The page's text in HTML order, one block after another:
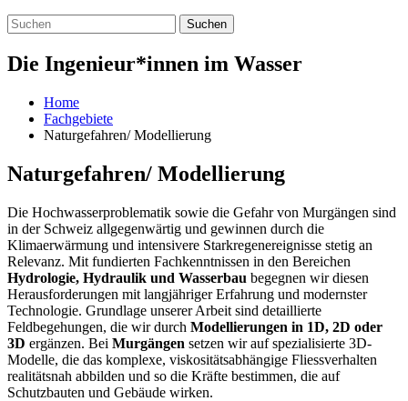
Suchen
Die Ingenieur*innen im Wasser
Home
Fachgebiete
Naturgefahren/ Modellierung
Naturgefahren/ Modellierung
Die Hochwasserproblematik sowie die Gefahr von Murgängen sind
in der Schweiz allgegenwärtig und gewinnen durch die
Klimaerwärmung und intensivere Starkregenereignisse stetig an
Relevanz. Mit fundierten Fachkenntnissen in den Bereichen
Hydrologie, Hydraulik und Wasserbau begegnen wir diesen
Herausforderungen mit langjähriger Erfahrung und modernster
Technologie. Grundlage unserer Arbeit sind detaillierte
Feldbegehungen, die wir durch Modellierungen in 1D, 2D oder
3D ergänzen. Bei Murgängen setzen wir auf spezialisierte 3D-
Modelle, die das komplexe, viskositätsabhängige Fliessverhalten
realitätsnah abbilden und so die Kräfte bestimmen, die auf
Schutzbauten und Gebäude wirken.